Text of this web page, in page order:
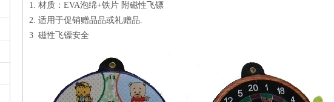
1. 材质：EVA泡绵+铁片 附磁性飞镖
2. 适用于促销赠品品或礼赠品.
3 磁性飞镖安全